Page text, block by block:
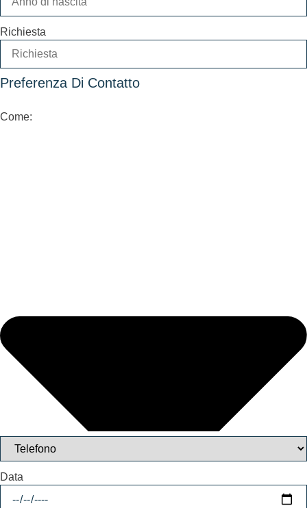
Richiesta
Preferenza Di Contatto
Come:
Data